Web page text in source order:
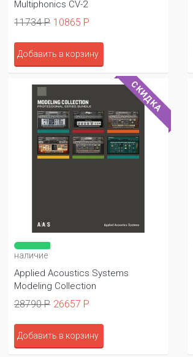
Multiphonics CV-2
11734 Р 10865 Р
Добавить в корзину
СКИДКА
наличие
Applied Acoustics Systems
Modeling Collection
28790 Р 26657 Р
Добавить в корзину